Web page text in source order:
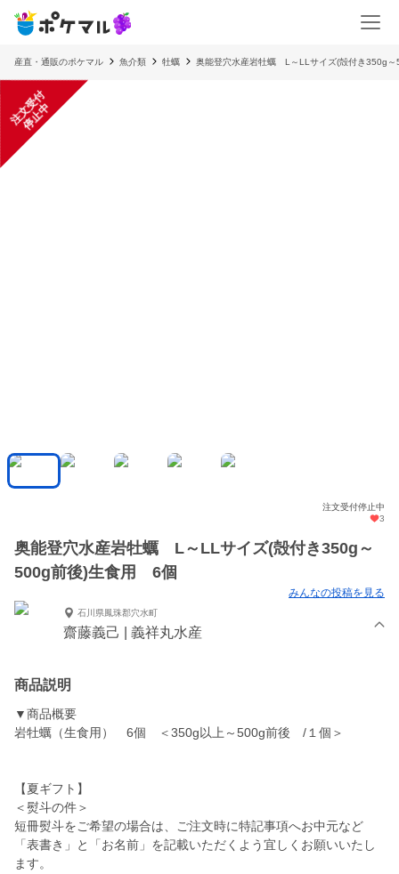
産直・通販のポケマル 魚介類 牡蠣 奥能登穴水産岩牡蠣 L～LLサイズ(殻付き
注
文
受
付
停
止
中
注文受付停止中
3
奥能登穴水産岩牡蠣 L～LLサイズ(殻付き350g～
500g前後)生食用 6個
みんなの投稿を見る
石川県鳳珠郡穴水町
齋藤義己 | 義祥丸水産
商品説明
▼商品概要
岩牡蠣（生食用） 6個 ＜350g以上～500g前後 /１個＞
【夏ギフト】
＜熨斗の件＞
短冊熨斗をご希望の場合は、ご注文時に特記事項へお中元など
「表書き」と「お名前」を記載いただくよう宜しくお願いいたし
ます。